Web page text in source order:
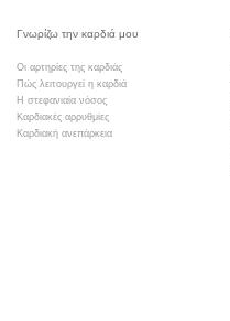
Γνωρίζω την καρδιά μου
Οι αρτηρίες της καρδιάς
Πώς λειτουργεί η καρδιά
Η στεφανιαία νόσος
Καρδιακές αρρυθμίες
Καρδιακή ανεπάρκεια